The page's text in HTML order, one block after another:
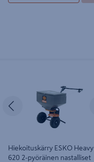
Edellinen
Hiekoituskärry ESKO Heavy
620 2-pyöräinen nastalliset